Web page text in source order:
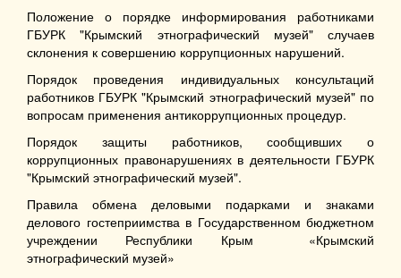
Положение о порядке информирования работниками
ГБУРК "Крымский этнографический музей" случаев
склонения к совершению коррупционных нарушений.
Порядок проведения индивидуальных консультаций
работников ГБУРК "Крымский этнографический музей" по
вопросам применения антикоррупционных процедур.
Порядок защиты работников, сообщивших о
коррупционных правонарушениях в деятельности ГБУРК
"Крымский этнографический музей".
Правила обмена деловыми подарками и знаками
делового гостеприимства в Государственном бюджетном
учреждении Республики Крым «Крымский
этнографический музей»